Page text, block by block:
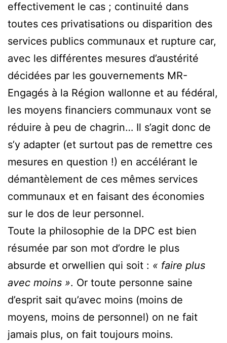
effectivement le cas ; continuité dans
toutes ces privatisations ou disparition des
services publics communaux et rupture car,
avec les différentes mesures d’austérité
décidées par les gouvernements MR-
Engagés à la Région wallonne et au fédéral,
les moyens financiers communaux vont se
réduire à peu de chagrin… Il s’agit donc de
s’y adapter (et surtout pas de remettre ces
mesures en question !) en accélérant le
démantèlement de ces mêmes services
communaux et en faisant des économies
sur le dos de leur personnel.
Toute la philosophie de la DPC est bien
résumée par son mot d’ordre le plus
absurde et orwellien qui soit : « faire plus
avec moins ». Or toute personne saine
d’esprit sait qu’avec moins (moins de
moyens, moins de personnel) on ne fait
jamais plus, on fait toujours moins.